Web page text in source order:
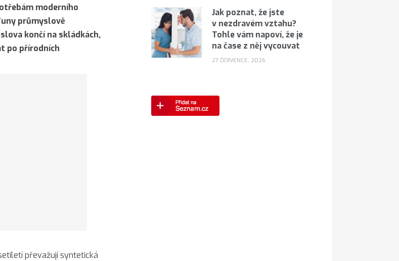
moderního
průmyslově
končí na skládkách,
po přírodních
převažují syntetická
Jak poznat, že jste
v nezdravém vztahu?
Tohle vám napoví, že je
na čase z něj vycouvat
27 ČERVENCE, 2026